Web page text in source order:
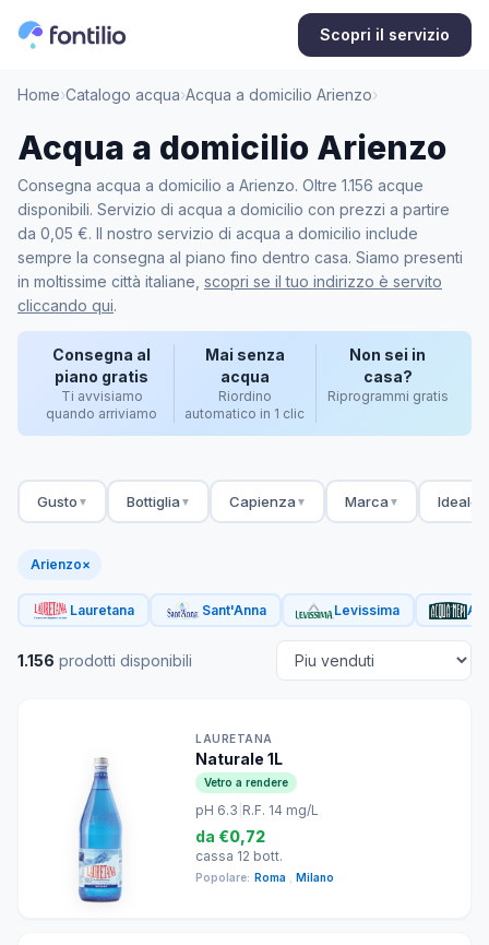
Scopri il servizio
Home›Catalogo acqua›Acqua a domicilio Arienzo›
Acqua a domicilio Arienzo
Consegna acqua a domicilio a Arienzo. Oltre 1.156 acque
disponibili. Servizio di acqua a domicilio con prezzi a partire
da 0,05 €. Il nostro servizio di acqua a domicilio include
sempre la consegna al piano fino dentro casa. Siamo presenti
in moltissime città italiane, scopri se il tuo indirizzo è servito
cliccando qui.
Consegna al
piano gratis
Ti avvisiamo
quando arriviamo
Mai senza
acqua
Riordino
automatico in 1 clic
Non sei in
casa?
Riprogrammi gratis
Gusto ▼ Bottiglia ▼ Capienza ▼ Marca ▼ Ideale
Arienzo×
Lauretana Sant'Anna Levissima
1.156 prodotti disponibili
LAURETANA
Naturale 1L
Vetro a rendere
pH 6.3 R.F. 14 mg/L
da €0,72
cassa 12 bott.
Popolare: Roma Milano